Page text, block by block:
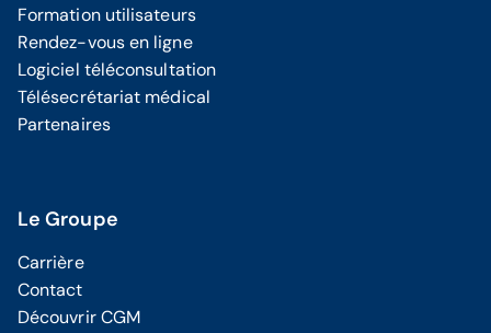
Formation utilisateurs
Rendez-vous en ligne
Logiciel téléconsultation
Télésecrétariat médical
Partenaires
Le Groupe
Carrière
Contact
Découvrir CGM